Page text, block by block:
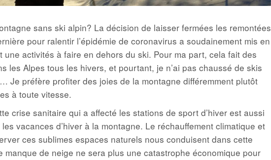
sans ski alpin? La décision de laisser fermées les remontées
pour ralentir l’épidémie de coronavirus a soudainement mis en
une activités à faire en dehors du ski. Pour ma part, cela fait des
les Alpes tous les hivers, et pourtant, je n’ai pas chaussé de skis
Je préfère profiter des joies de la montagne différemment plutôt
à toute vitesse.
crise sanitaire qui a affecté les stations de sport d’hiver est aussi
vacances d’hiver à la montagne. Le réchauffement climatique et
ces sublimes espaces naturels nous conduisent dans cette
manque de neige ne sera plus une catastrophe économique pour